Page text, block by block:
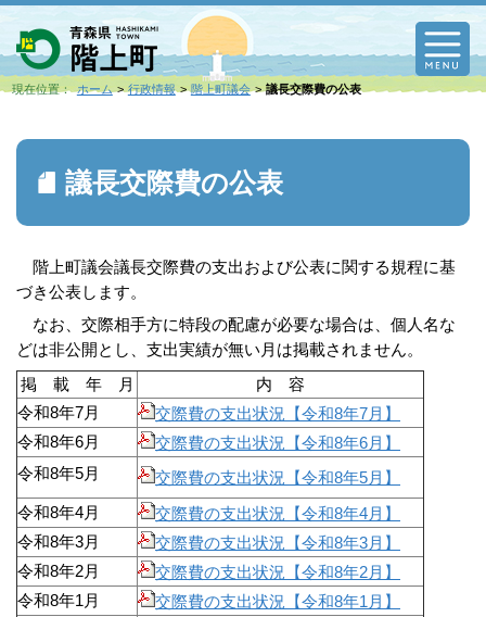
現在位置： ホーム 行政情報 階上町議会 議長交際費の公表
議長交際費の公表
階上町議会議長交際費の支出および公表に関する規程に基
づき公表します。
なお、交際相手方に特段の配慮が必要な場合は、個人名な
どは非公開とし、支出実績が無い月は掲載されません。
掲 載 年 月
内 容
令和8年7月
交際費の支出状況【令和8年7月】
令和8年6月
交際費の支出状況【令和8年6月】
令和8年5月
交際費の支出状況【令和8年5月】
令和8年4月
交際費の支出状況【令和8年4月】
令和8年3月
交際費の支出状況【令和8年3月】
令和8年2月
交際費の支出状況【令和8年2月】
令和8年1月
交際費の支出状況【令和8年1月】